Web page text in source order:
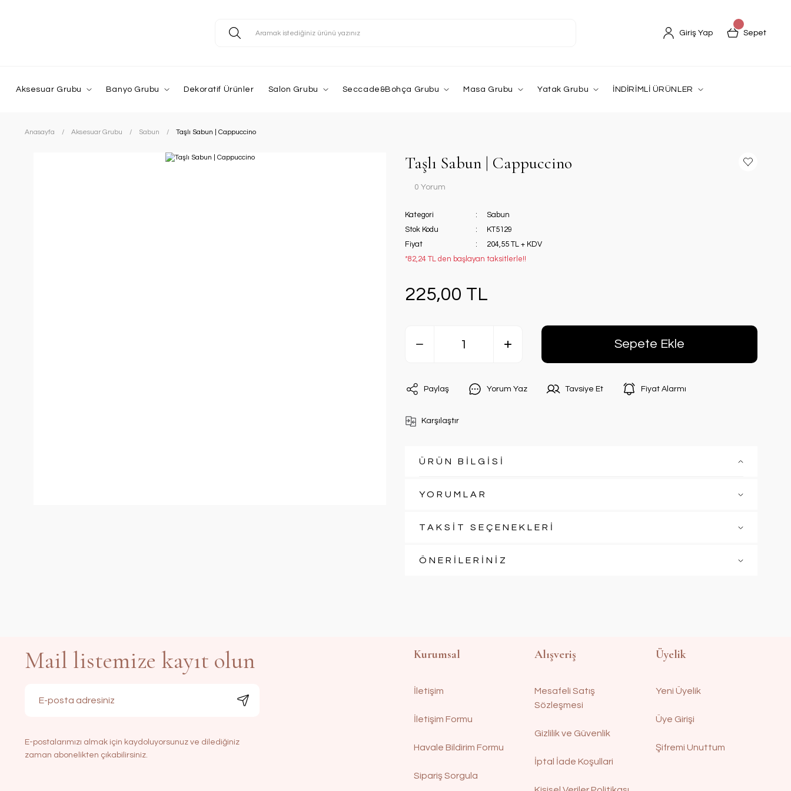
Giriş Yap Sepet
Aksesuar Grubu Banyo Grubu Dekoratif Ürünler Salon Grubu Seccade&Bohça Grubu Masa Grubu Yatak Grubu İNDİRİMLİ ÜRÜNLER
Anasayfa Aksesuar Grubu Sabun Taşlı Sabun | Cappuccino
Taşlı Sabun | Cappuccino
0 Yorum
Kategori
Sabun
Stok Kodu
KT5129
Fiyat
204,55 TL + KDV
*82,24 TL den başlayan taksitlerle!!
225,00 TL
Sepete Ekle
Paylaş Yorum Yaz Tavsiye Et Fiyat Alarmı
Karşılaştır
ÜRÜN BİLGİSİ
YORUMLAR
TAKSİT SEÇENEKLERİ
ÖNERİLERİNİZ
Mail listemize kayıt olun
E-postalarımızı almak için kaydoluyorsunuz ve dilediğiniz
zaman abonelikten çıkabilirsiniz.
Kurumsal
İletişim
İletişim Formu
Havale Bildirim Formu
Sipariş Sorgula
Alışveriş
Mesafeli Satış
Sözleşmesi
Gizlilik ve Güvenlik
İptal İade Koşullari
Üyelik
Yeni Üyelik
Üye Girişi
Şifremi Unuttum